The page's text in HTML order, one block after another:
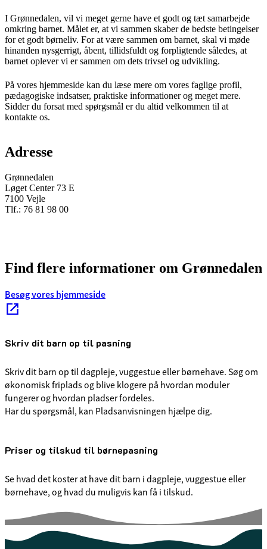
I Grønnedalen, vil vi meget gerne have et godt og tæt samarbejde
omkring barnet. Målet er, at vi sammen skaber de bedste betingelser
for et godt børneliv. For at være sammen om barnet, skal vi møde
hinanden nysgerrigt, åbent, tillidsfuldt og forpligtende således, at
barnet oplever vi er sammen om dets trivsel og udvikling.
På vores hjemmeside kan du læse mere om vores faglige profil,
pædagogiske indsatser, praktiske informationer og meget mere.
Sidder du forsat med spørgsmål er du altid velkommen til at
kontakte os.
Adresse
Grønnedalen
Løget Center 73 E
7100 Vejle
Tlf.: 76 81 98 00
Find flere informationer om Grønnedalen
Besøg vores hjemmeside
Skriv dit barn op til pasning
Skriv dit barn op til dagpleje, vuggestue eller børnehave. Søg om
økonomisk friplads og blive klogere på hvordan moduler
fungerer og hvordan pladser fordeles.
Har du spørgsmål, kan Pladsanvisningen hjælpe dig.
Priser og tilskud til børnepasning
Se hvad det koster at have dit barn i dagpleje, vuggestue eller
børnehave, og hvad du muligvis kan få i tilskud.